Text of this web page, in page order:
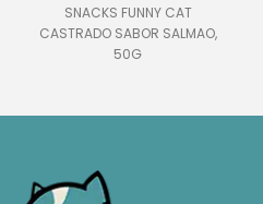
SNACKS FUNNY CAT
CASTRADO SABOR SALMAO,
50G